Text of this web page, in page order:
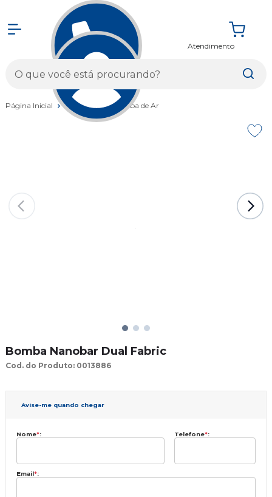
Atendimento
Página Inicial Acessórios Bomba de Ar
Bomba Nanobar Dual Fabric
Cod. do Produto: 0013886
Avise-me quando chegar
Nome*: Telefone*:
Email*: